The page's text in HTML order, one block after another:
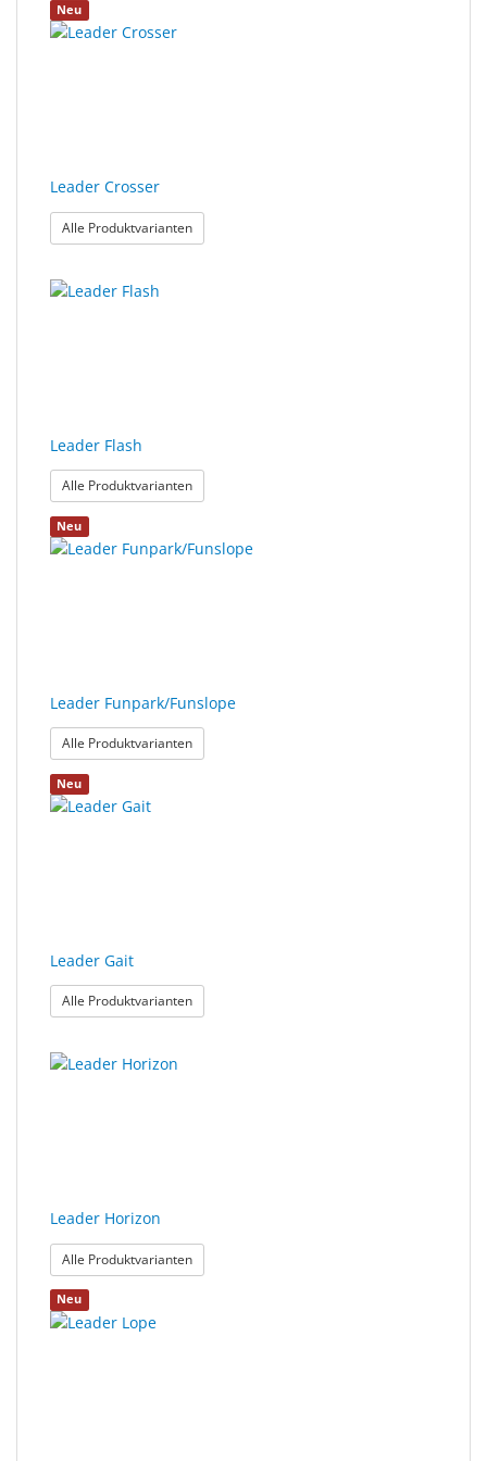
Neu
Leader Crosser
Alle Produktvarianten: Leader Crosser
Leader Flash
Alle Produktvarianten: Leader Flash
Neu
Leader Funpark/Funslope
Alle Produktvarianten: Leader Funpark/Funslope
Neu
Leader Gait
Alle Produktvarianten: Leader Gait
Leader Horizon
Alle Produktvarianten: Leader Horizon
Neu